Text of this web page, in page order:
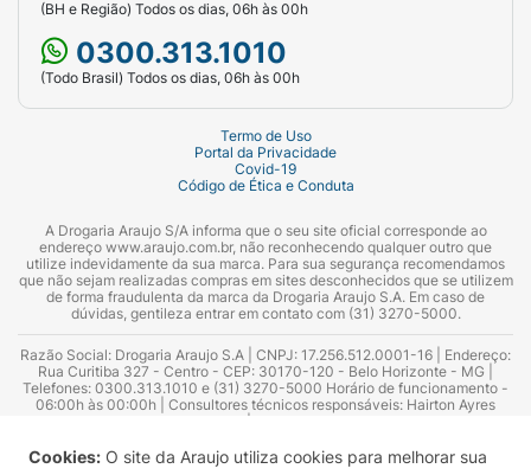
Cookies: O site da Araujo utiliza cookies para melhorar sua
(BH e Região) Todos os dias, 06h às 00h
0300.313.1010
(Todo Brasil) Todos os dias, 06h às 00h
Termo de Uso
Portal da Privacidade
Covid-19
Código de Ética e Conduta
A Drogaria Araujo S/A informa que o seu site oficial corresponde ao
endereço www.araujo.com.br, não reconhecendo qualquer outro que
utilize indevidamente da sua marca. Para sua segurança recomendamos
que não sejam realizadas compras em sites desconhecidos que se utilizem
de forma fraudulenta da marca da Drogaria Araujo S.A. Em caso de
dúvidas, gentileza entrar em contato com (31) 3270-5000.
Razão Social: Drogaria Araujo S.A | CNPJ: 17.256.512.0001-16 | Endereço:
Rua Curitiba 327 - Centro - CEP: 30170-120 - Belo Horizonte - MG |
Telefones: 0300.313.1010 e (31) 3270-5000 Horário de funcionamento -
06:00h às 00:00h | Consultores técnicos responsáveis: Hairton Ayres
Azevedo Guimarães – CRF 10.965 | Yasmin Silva Alvarenga – CRF 52.584 -
Sanitário: 2025020713 | Autorização de Funcionamento da Empresa (AFE):